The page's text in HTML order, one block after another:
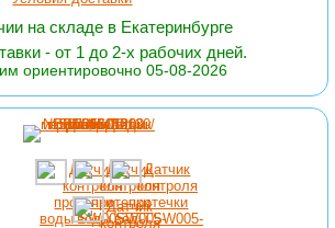
на складе в Екатеринбурге
- от 1 до 2-х рабочих дней.
ориентировочно 05-08-2026